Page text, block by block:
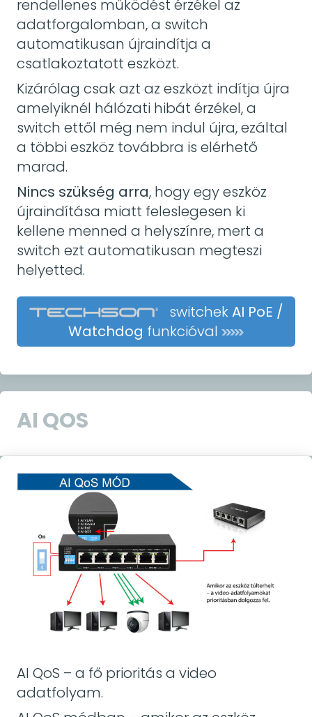
rendellenes működést érzékel az
adatforgalomban, a switch
automatikusan újraindítja a
csatlakoztatott eszközt.
Kizárólag csak azt az eszközt indítja újra
amelyiknél hálózati hibát érzékel, a
switch ettől még nem indul újra, ezáltal
a többi eszköz továbbra is elérhető
marad.
Nincs szükség arra, hogy egy eszköz
újraindítása miatt feleslegesen ki
kellene menned a helyszínre, mert a
switch ezt automatikusan megteszi
helyetted.
switchekAI PoE /
Watchdog funkcióval
AI QOS
AI QoS – a fő prioritás a video
adatfolyam.